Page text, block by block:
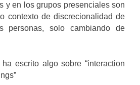
y en los grupos presenciales son
contexto de discrecionalidad de
personas, solo cambiando de
escrito algo sobre “interaction